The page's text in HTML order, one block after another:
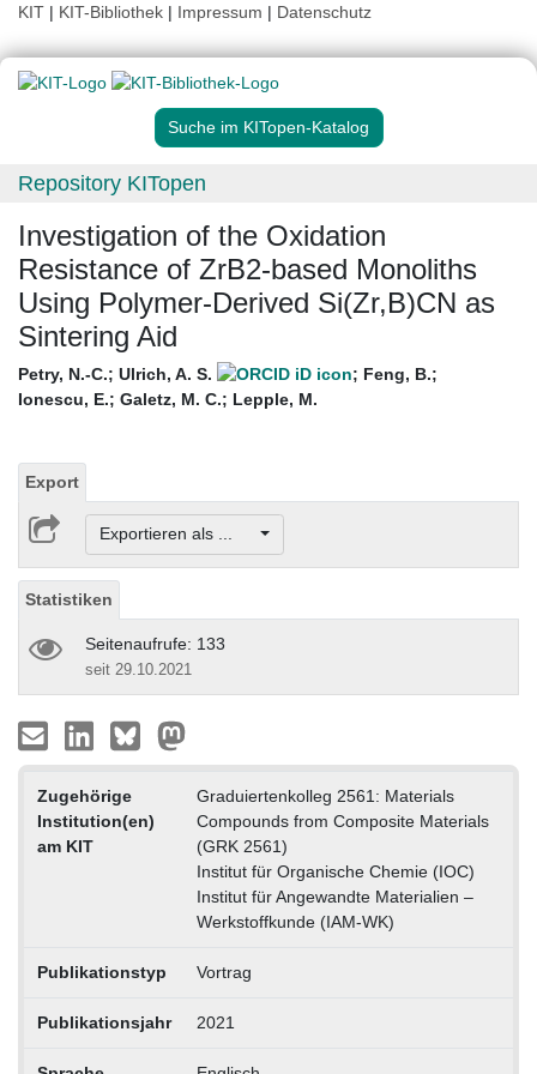
KIT | KIT-Bibliothek | Impressum | Datenschutz
Suche im KITopen-Katalog
Repository KITopen
Investigation of the Oxidation
Resistance of ZrB2-based Monoliths
Using Polymer-Derived Si(Zr,B)CN as
Sintering Aid
Petry, N.-C.; Ulrich, A. S. ; Feng, B.;
Ionescu, E.; Galetz, M. C.; Lepple, M.
Export
Exportieren als ...
Statistiken
Seitenaufrufe: 133
seit 29.10.2021
Zugehörige
Institution(en)
am KIT
Graduiertenkolleg 2561: Materials
Compounds from Composite Materials
(GRK 2561)
Institut für Organische Chemie (IOC)
Institut für Angewandte Materialien –
Werkstoffkunde (IAM-WK)
Publikationstyp Vortrag
Publikationsjahr 2021